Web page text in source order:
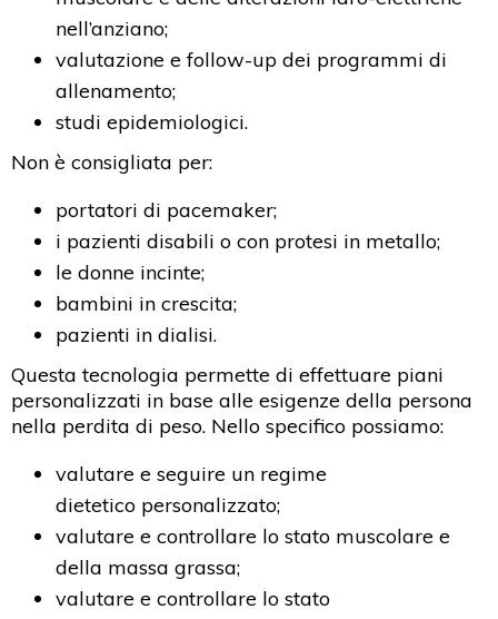
nell’anziano;
valutazione e follow-up dei programmi di
allenamento;
studi epidemiologici.
Non è consigliata per:
portatori di pacemaker;
i pazienti disabili o con protesi in metallo;
le donne incinte;
bambini in crescita;
pazienti in dialisi.
Questa tecnologia permette di effettuare piani
personalizzati in base alle esigenze della persona
nella perdita di peso. Nello specifico possiamo:
valutare e seguire un regime
dietetico personalizzato;
valutare e controllare lo stato muscolare e
della massa grassa;
valutare e controllare lo stato